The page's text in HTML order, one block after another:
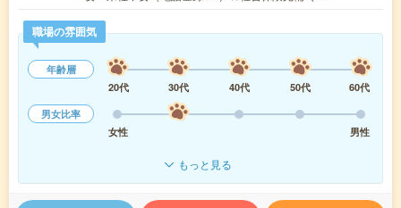
職場の雰囲気
年齢層
20代
30代 40代 50代
60代
男女比率
女性
男性
もっと見る